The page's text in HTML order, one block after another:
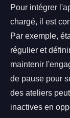
Pour intégrer
chargé, il est
Par exemple,
régulier et
maintenir
de pause pour
des ateliers
inactives en